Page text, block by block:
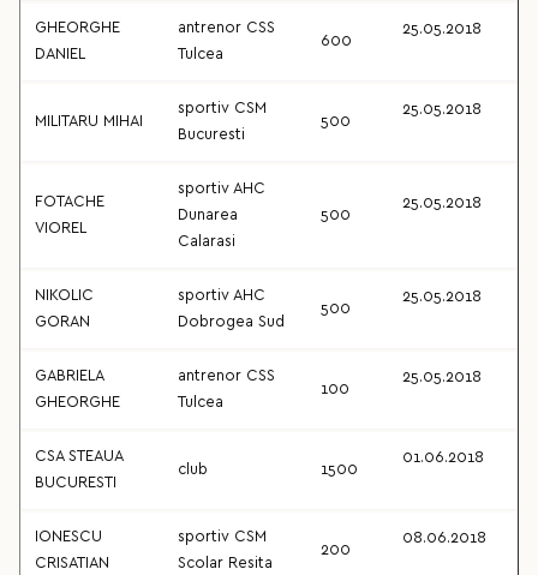
GHEORGHE
DANIEL
antrenor CSS
Tulcea
600
25.05.2018
MILITARU MIHAI
sportiv CSM
Bucuresti
500
25.05.2018
FOTACHE
VIOREL
sportiv AHC
Dunarea
Calarasi
500
25.05.2018
NIKOLIC
GORAN
sportiv AHC
Dobrogea Sud
500
25.05.2018
GABRIELA
GHEORGHE
antrenor CSS
Tulcea
100
25.05.2018
CSA STEAUA
BUCURESTI
club 1500
01.06.2018
IONESCU
CRISATIAN
sportiv CSM
Scolar Resita
200
08.06.2018